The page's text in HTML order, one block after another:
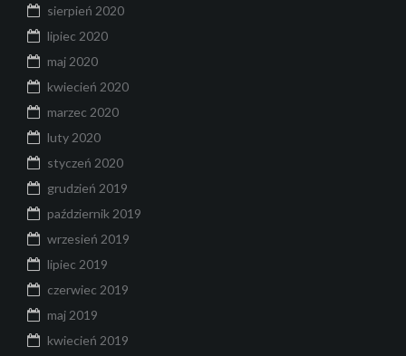
sierpień 2020
lipiec 2020
maj 2020
kwiecień 2020
marzec 2020
luty 2020
styczeń 2020
grudzień 2019
październik 2019
wrzesień 2019
lipiec 2019
czerwiec 2019
maj 2019
kwiecień 2019